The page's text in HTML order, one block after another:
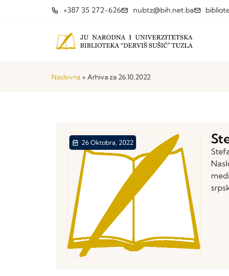
+387 35 272-626 nubtz@bih.net.ba
Naslovna » Arhiva za 26.10.2022
26 Oktobra, 2022